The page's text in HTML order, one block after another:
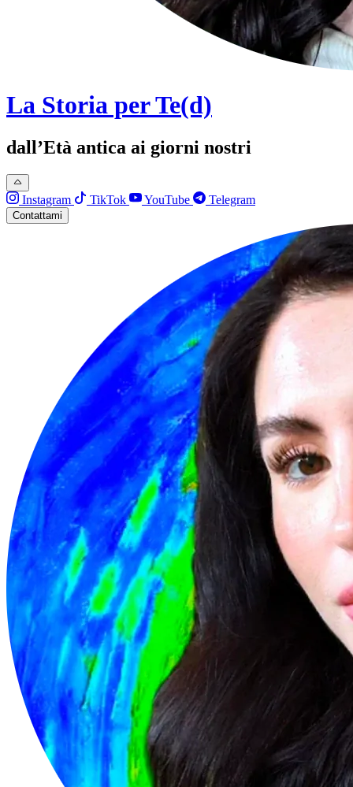
La Storia per Te(d)
dall’Età antica ai giorni nostri
Instagram TikTok YouTube Telegram
Contattami